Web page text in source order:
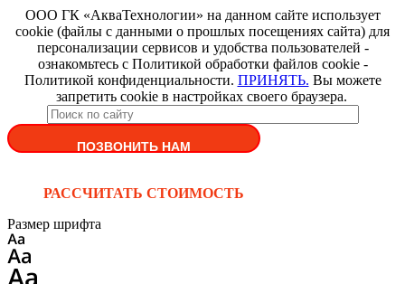
ООО ГК «АкваТехнологии» на данном сайте использует
cookie (файлы с данными о прошлых посещениях сайта) для
персонализации сервисов и удобства пользователей -
ознакомьтесь с Политикой обработки файлов cookie -
Политикой конфиденциальности. ПРИНЯТЬ. Вы можете
запретить cookie в настройках своего браузера.
ПОЗВОНИТЬ НАМ
РАССЧИТАТЬ СТОИМОСТЬ
Размер шрифта